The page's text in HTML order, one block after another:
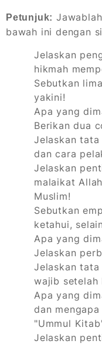
Petunjuk:
bawah ini dengan
Jelaskan
hikmah
Sebutkan
yakini!
Apa yang
Berikan dua
Jelaskan
dan cara
Jelaskan
malaikat
Muslim!
Sebutkan
ketahui,
Apa yang
Jelaskan
Jelaskan tata
wajib setelah
Apa yang
dan
"Ummul
Jelaskan